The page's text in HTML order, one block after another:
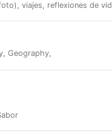
viajes, reflexiones de
Geography,